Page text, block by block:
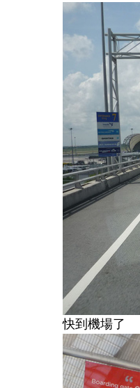
快到機場了